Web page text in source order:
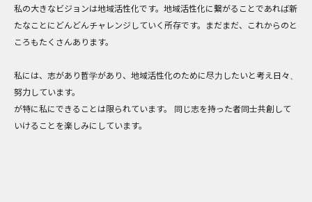
私の大きなビジョンは地域活性化です。地域活性化に繋がることであれば新
たなことにどんどんチャレンジしていく所存です。まだまだ、これからのと
ころもたくさんあります。
私には、志があり哲学があり、地域活性化のために尽力したいと考え日々、
努力しています。
が特に私にできることは限られています。 同じ志を持った者同士共創して
いけることを楽しみにしています。